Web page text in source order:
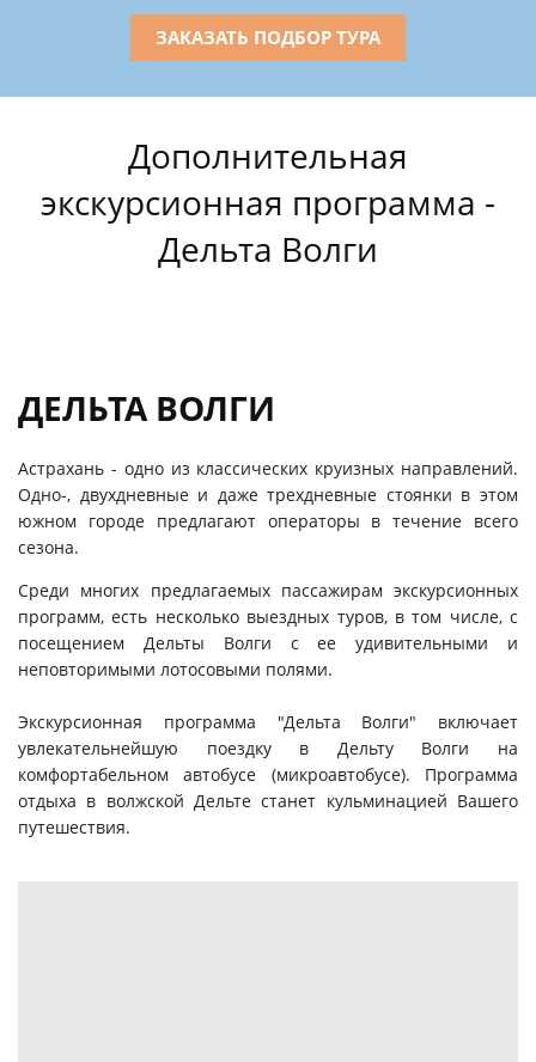
ЗАКАЗАТЬ ПОДБОР ТУРА
Дополнительная
экскурсионная программа -
Дельта Волги
ДЕЛЬТА ВОЛГИ
Астрахань - одно из классических круизных направлений.
Одно-, двухдневные и даже трехдневные стоянки в этом
южном городе предлагают операторы в течение всего
сезона.
Среди многих предлагаемых пассажирам экскурсионных
программ, есть несколько выездных туров, в том числе, с
посещением Дельты Волги с ее удивительными и
неповторимыми лотосовыми полями.
Экскурсионная программа "Дельта Волги" включает
увлекательнейшую поездку в Дельту Волги на
комфортабельном автобусе (микроавтобусе). Программа
отдыха в волжской Дельте станет кульминацией Вашего
путешествия.